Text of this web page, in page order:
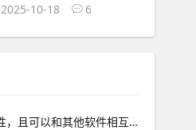
2025-10-18
6
好的兼容性，且可以和其他软件相互协作，广泛应用于广告制作和电视节目制作中2爱剪辑完全根据中国人的使用习惯功能需求与审美特点进行全新设计，许多创新功能都。14、AE手机版中文版是一款为AE软件用户打造的便捷指南应用，提供详细操作教程和技巧分享，适合不同水平用户